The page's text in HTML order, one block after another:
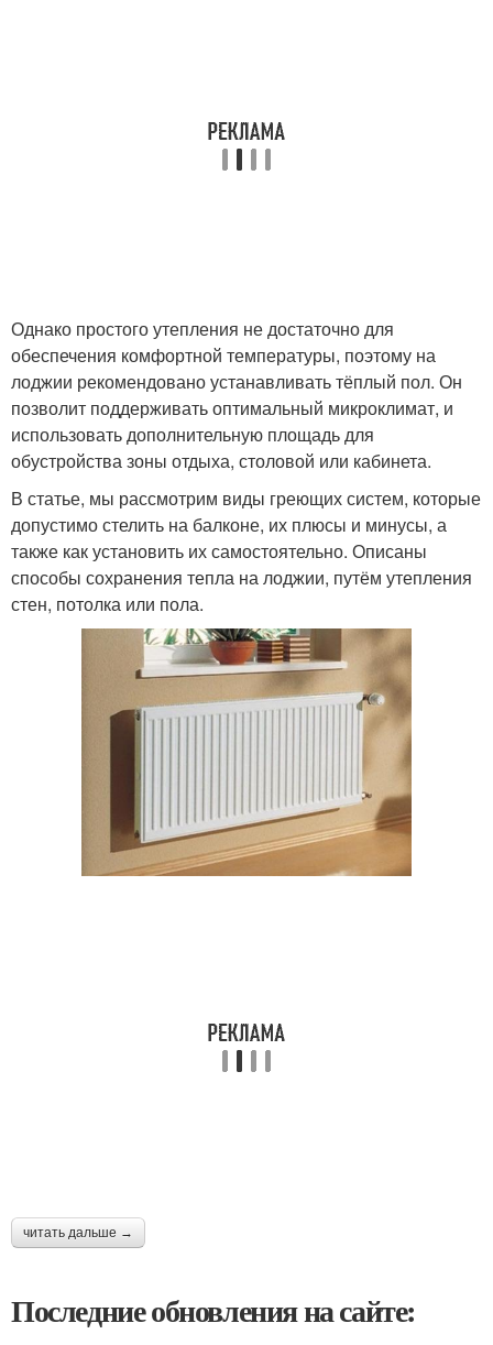
Однако простого утепления не достаточно для
обеспечения комфортной температуры, поэтому на
лоджии рекомендовано устанавливать тёплый пол. Он
позволит поддерживать оптимальный микроклимат, и
использовать дополнительную площадь для
обустройства зоны отдыха, столовой или кабинета.
В статье, мы рассмотрим виды греющих систем, которые
допустимо стелить на балконе, их плюсы и минусы, а
также как установить их самостоятельно. Описаны
способы сохранения тепла на лоджии, путём утепления
стен, потолка или пола.
читать дальше →
Последние обновления на сайте: